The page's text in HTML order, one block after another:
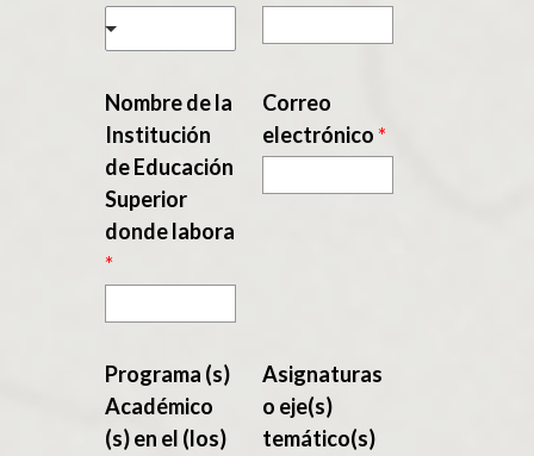
Nombre de la
Institución
de Educación
Superior
donde labora
*
Correo
electrónico *
Programa (s)
Académico
(s) en el (los)
Asignaturas
o eje(s)
temático(s)